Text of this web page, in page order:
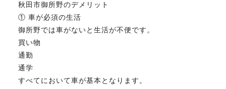
秋田市御所野のデメリット
① 車が必須の生活
御所野では車がないと生活が不便です。
買い物
通勤
通学
すべてにおいて車が基本となります。